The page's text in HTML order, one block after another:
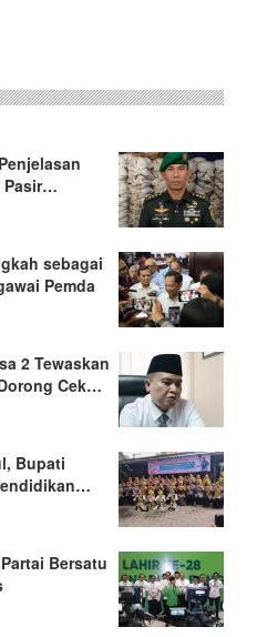
Pasir…
sebagai
Pemda
2 Tewaskan
Cek…
Bupati
Bersatu